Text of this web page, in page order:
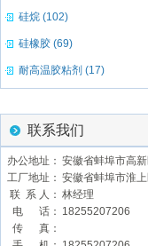
硅烷 (102)
硅橡胶 (69)
耐高温胶粘剂 (17)
联系我们
办公地址： 安徽省蚌埠市高
工厂地址： 安徽省蚌埠市淮
联 系 人： 林经理
电 话： 18255207206
传 真：